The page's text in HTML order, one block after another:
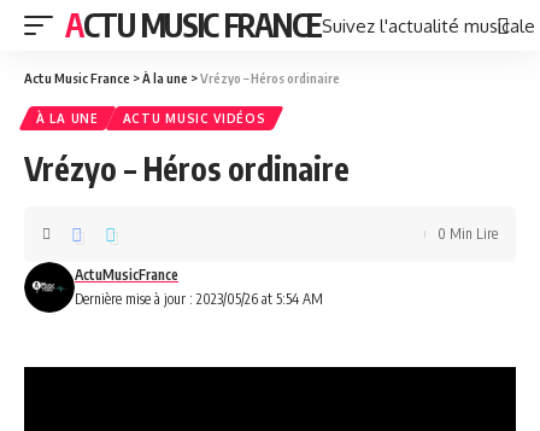
ACTU MUSIC FRANCESuivez l'actualité
Actu Music France >À la une >Vrézyo – Héros ordinaire
À LA UNE ACTU MUSIC VIDÉOS
Vrézyo – Héros ordinaire
Dernière mise à jour : 2023/05/26 at 5:54 AM
ActuMusicFrance
0 Min Lire